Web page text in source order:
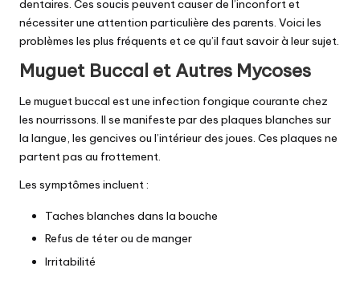
dentaires. Ces soucis peuvent causer de l’inconfort et
nécessiter une attention particulière des parents. Voici les
problèmes les plus fréquents et ce qu’il faut savoir à leur sujet.
Muguet Buccal et Autres Mycoses
Le muguet buccal est une infection fongique courante chez
les nourrissons. Il se manifeste par des plaques blanches sur
la langue, les gencives ou l’intérieur des joues. Ces plaques ne
partent pas au frottement.
Les symptômes incluent :
Taches blanches dans la bouche
Refus de téter ou de manger
Irritabilité